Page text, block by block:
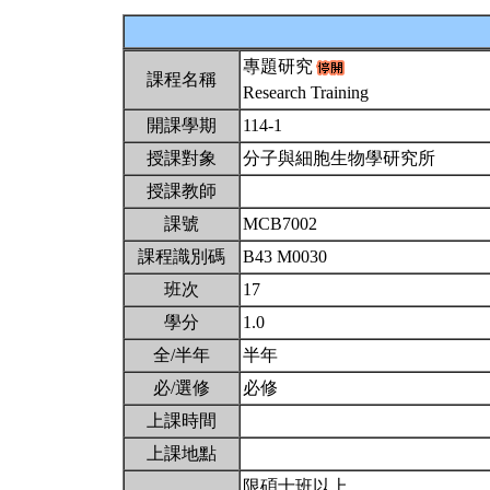
課程名稱
專題研究
Research Training
開課學期
114-1
授課對象
分子與細胞生物學研究所
授課教師
課號
MCB7002
課程識別碼
B43 M0030
班次
17
學分
1.0
全/半年
半年
必/選修
必修
上課時間
上課地點
限碩士班以上